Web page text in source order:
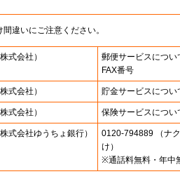
違いにご注意ください。
式会社） 郵便サービスについ
FAX番号
式会社） 貯金サービスについ
式会社） 保険サービスについ
株式会社ゆうちょ銀行）
0120-794889 （ナ
け）
※通話料無料・年中